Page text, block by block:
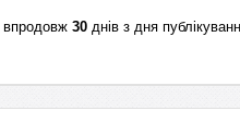
впродовж 30 днів з дня